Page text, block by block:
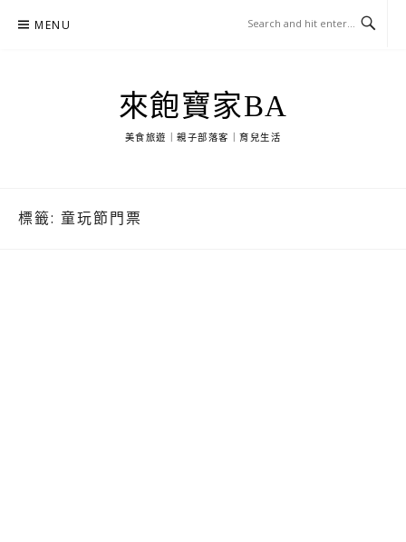
MENU
來飽寶家BA
美食旅遊｜親子部落客｜育兒生活
標籤: 童玩節門票